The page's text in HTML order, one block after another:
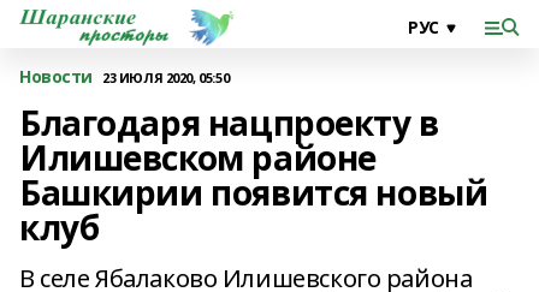
Новости 23 ИЮЛЯ 2020, 05:50
Благодаря нацпроекту в
Илишевском районе
Башкирии появится новый
клуб
В селе Ябалаково Илишевского района